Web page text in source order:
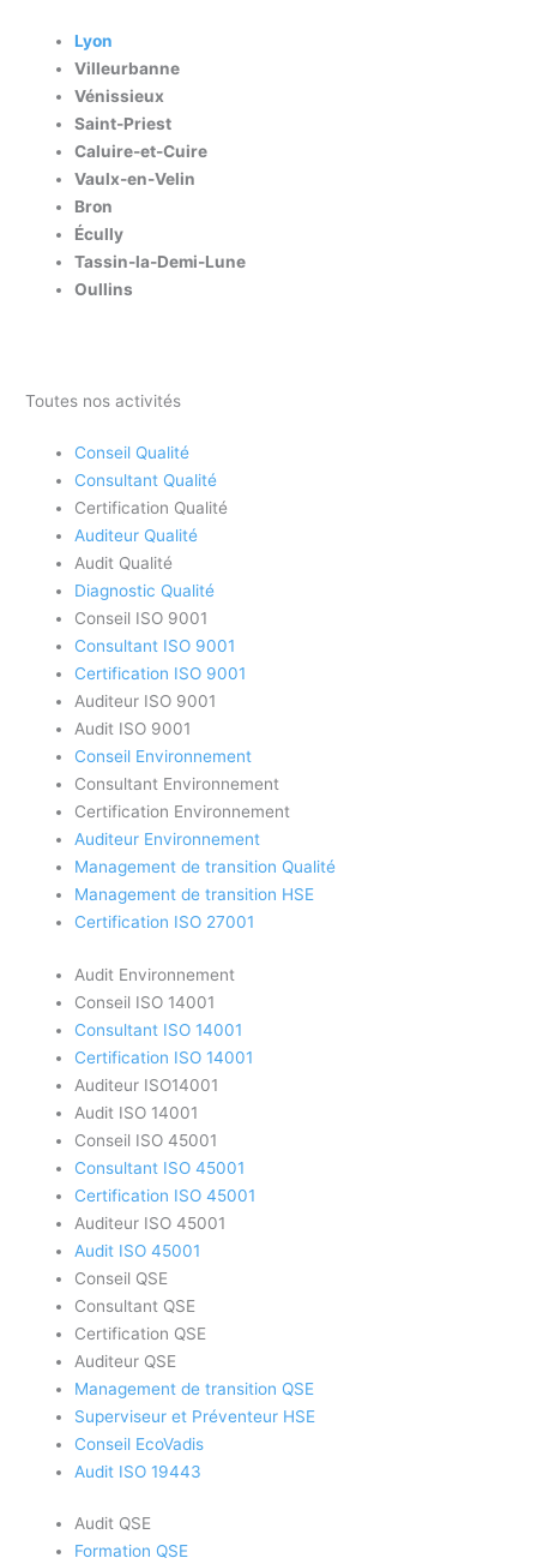
Lyon
Villeurbanne
Vénissieux
Saint-Priest
Caluire-et-Cuire
Vaulx-en-Velin
Bron
Écully
Tassin-la-Demi-Lune
Oullins
Toutes nos activités
Conseil Qualité
Consultant Qualité
Certification Qualité
Auditeur Qualité
Audit Qualité
Diagnostic Qualité
Conseil ISO 9001
Consultant ISO 9001
Certification ISO 9001
Auditeur ISO 9001
Audit ISO 9001
Conseil Environnement
Consultant Environnement
Certification Environnement
Auditeur Environnement
Management de transition Qualité
Management de transition HSE
Certification ISO 27001
Audit Environnement
Conseil ISO 14001
Consultant ISO 14001
Certification ISO 14001
Auditeur ISO14001
Audit ISO 14001
Conseil ISO 45001
Consultant ISO 45001
Certification ISO 45001
Auditeur ISO 45001
Audit ISO 45001
Conseil QSE
Consultant QSE
Certification QSE
Auditeur QSE
Management de transition QSE
Superviseur et Préventeur HSE
Conseil EcoVadis
Audit ISO 19443
Audit QSE
Formation QSE